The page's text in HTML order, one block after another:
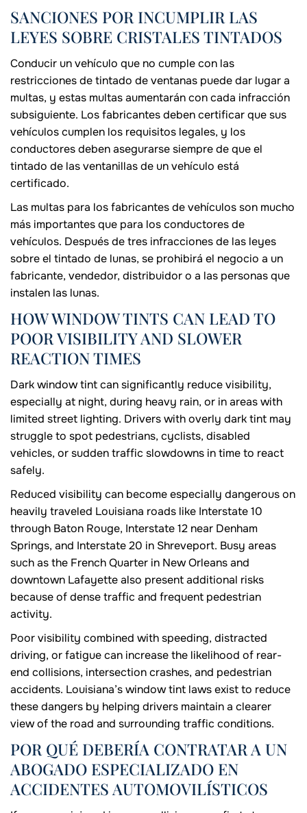
SANCIONES POR INCUMPLIR LAS
LEYES SOBRE CRISTALES TINTADOS
Conducir un vehículo que no cumple con las
restricciones de tintado de ventanas puede dar lugar a
multas, y estas multas aumentarán con cada infracción
subsiguiente. Los fabricantes deben certificar que sus
vehículos cumplen los requisitos legales, y los
conductores deben asegurarse siempre de que el
tintado de las ventanillas de un vehículo está
certificado.
Las multas para los fabricantes de vehículos son mucho
más importantes que para los conductores de
vehículos. Después de tres infracciones de las leyes
sobre el tintado de lunas, se prohibirá el negocio a un
fabricante, vendedor, distribuidor o a las personas que
instalen las lunas.
HOW WINDOW TINTS CAN LEAD TO
POOR VISIBILITY AND SLOWER
REACTION TIMES
Dark window tint can significantly reduce visibility,
especially at night, during heavy rain, or in areas with
limited street lighting. Drivers with overly dark tint may
struggle to spot pedestrians, cyclists, disabled
vehicles, or sudden traffic slowdowns in time to react
safely.
Reduced visibility can become especially dangerous on
heavily traveled Louisiana roads like Interstate 10
through Baton Rouge, Interstate 12 near Denham
Springs, and Interstate 20 in Shreveport. Busy areas
such as the French Quarter in New Orleans and
downtown Lafayette also present additional risks
because of dense traffic and frequent pedestrian
activity.
Poor visibility combined with speeding, distracted
driving, or fatigue can increase the likelihood of rear-
end collisions, intersection crashes, and pedestrian
accidents. Louisiana’s window tint laws exist to reduce
these dangers by helping drivers maintain a clearer
view of the road and surrounding traffic conditions.
POR QUÉ DEBERÍA CONTRATAR A UN
ABOGADO ESPECIALIZADO EN
ACCIDENTES AUTOMOVILÍSTICOS